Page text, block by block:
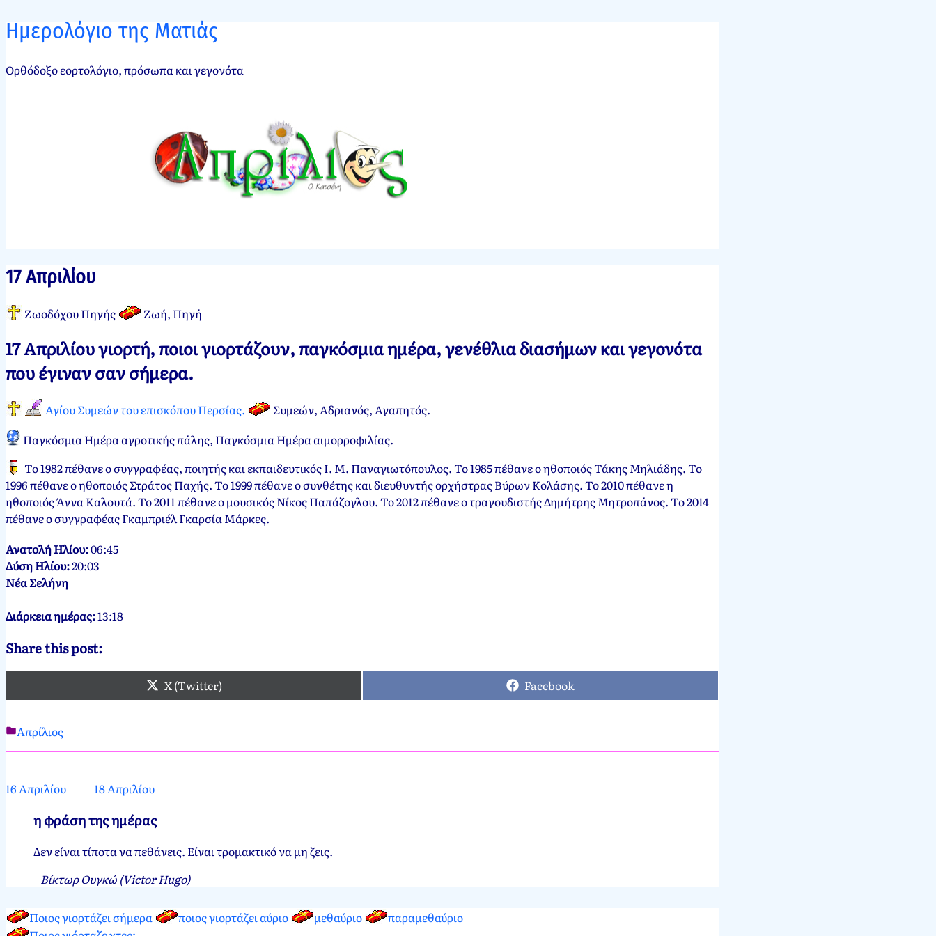
Ημερολόγιο της Ματιάς
Ορθόδοξο εορτολόγιο, πρόσωπα και γεγονότα
17 Απριλίου
Παπασπύρου
Απριλίου,
Ζωοδόχου Πηγής Ζωή, Πηγή
17 Απριλίου γιορτή, ποιοι γιορτάζουν, παγκόσμια ημέρα, γενέθλια διασήμων και γεγονότα
που έγιναν σαν σήμερα.
Αγίου Συμεών του επισκόπου Περσίας.
Συμεών, Αδριανός, Αγαπητός.
Παγκόσμια Ημέρα αγροτικής πάλης, Παγκόσμια Ημέρα αιμορροφιλίας.
Το 1982 πέθανε ο συγγραφέας, ποιητής και εκπαιδευτικός Ι. Μ. Παναγιωτόπουλος. Το 1985 πέθανε ο ηθοποιός Τάκης Μηλιάδης. Το
1996 πέθανε ο ηθοποιός Στράτος Παχής. Το 1999 πέθανε ο συνθέτης και διευθυντής ορχήστρας Βύρων Κολάσης. Το 2010 πέθανε η
ηθοποιός Άννα Καλουτά. Το 2011 πέθανε ο μουσικός Νίκος Παπάζογλου. Το 2012 πέθανε ο τραγουδιστής Δημήτρης Μητροπάνος. Το 2014
πέθανε ο συγγραφέας Γκαμπριέλ Γκαρσία Μάρκες.
Ανατολή Ηλίου:06:45
Δύση Ηλίου:20:03
Νέα Σελήνη
Διάρκεια ημέρας:13:18
Share this post:
X (Twitter) Facebook
Νεκτάριος
17
2012
Απρίλιος
16 Απριλίου 18 Απριλίου
η φράση της ημέρας
Δεν είναι τίποτα να πεθάνεις. Είναι τρομακτικό να μη ζεις.
Βίκτωρ Ουγκώ (Victor Hugo)
Ποιος γιορτάζει σήμερα ποιος γιορτάζει αύριο μεθαύριο
παραμεθαύριο